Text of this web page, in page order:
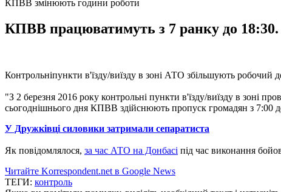
КПВВ змінюють години роботи
КПВВ працюватимуть з 7 ранку до 18:30.
Контрольніпункти в'їзду/виїзду в зоні АТО збільшують робочий
"З 2 березня 2016 року контрольні пункти в'їзду/виїзду в зоні
сьогоднішнього дня КПВВ здійснюють пропуск громадян з 7:00
У Дружківці силовики затримали сепаратиста
Як повідомлялося, за час АТО на Донбасі під час виконання
Читайте Korrespondent.net в Google News
ТЕГИ: контроль